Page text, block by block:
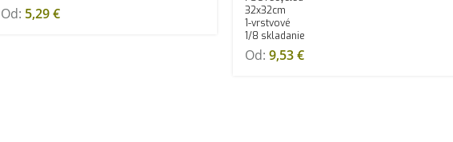
Od: 5,29€
32x32cm
1-vrstvové
1/8 skladanie
Od: 9,53€